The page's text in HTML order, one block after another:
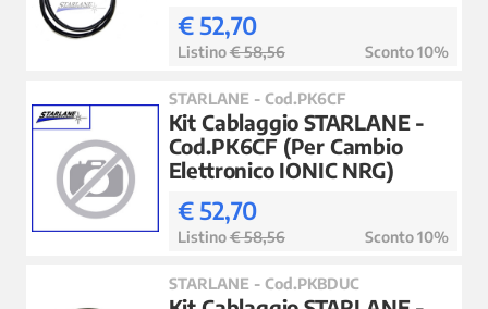
€ 52,70
Listino€ 58,56 Sconto 10%
STARLANE - Cod.PK6CF
Kit Cablaggio STARLANE -
Cod.PK6CF (Per Cambio
Elettronico IONIC NRG)
€ 52,70
Listino€ 58,56 Sconto 10%
STARLANE - Cod.PKBDUC